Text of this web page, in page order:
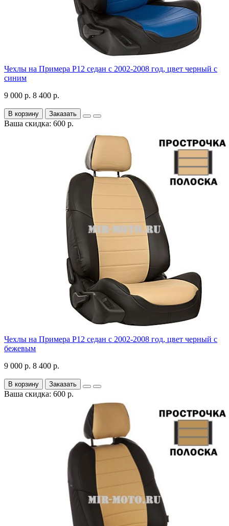
Чехлы на Примера P12 седан с 2002-2008 год, цвет черный с
синим
9 000 р. 8 400 р.
В корзину Заказать
Ваша скидка: 600 р.
Чехлы на Примера P12 седан с 2002-2008 год, цвет черный с
бежевым
9 000 р. 8 400 р.
В корзину Заказать
Ваша скидка: 600 р.